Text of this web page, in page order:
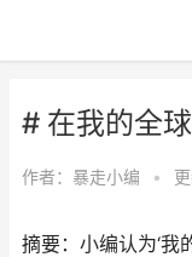
# 在我的全
作者： 暴走小编 •
摘要：小编认为‘我